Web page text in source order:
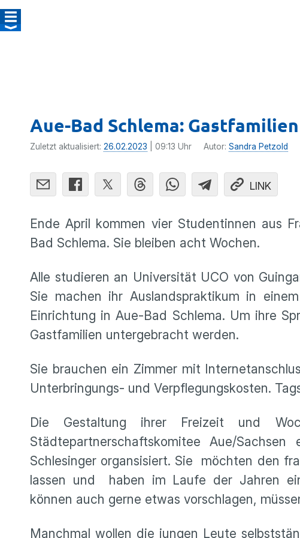
Aue-Bad Schlema:
Zuletzt aktualisiert: 26.02.2023 | 09:13 Uhr Autor: Sandra Petzold
LINK
Ende April kommen vier Studentinnen aus
Bad Schlema. Sie bleiben acht Wochen.
Alle studieren an Universität UCO von
Sie machen ihr Auslandspraktikum in
Einrichtung in Aue-Bad Schlema. Um ihre
Gastfamilien untergebracht werden.
Sie brauchen ein Zimmer mit
Unterbringungs- und Verpflegungskosten.
Die Gestaltung ihrer Freizeit und
Städtepartnerschaftskomitee Aue/
Schlesinger organsisiert. Sie möchten den
lassen und haben im Laufe der Jahren
können auch gerne etwas vorschlagen,
Manchmal wollen die jungen Leute